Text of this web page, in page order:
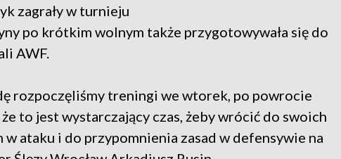
zagrały w turnieju
po krótkim wolnym także przygotowywała się do
AWF.
rozpoczęliśmy treningi we wtorek, po powrocie
to jest wystarczający czas, żeby wrócić do swoich
ataku i do przypomnienia zasad w defensywie na